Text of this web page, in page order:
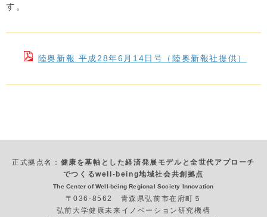
す。
陸奥新報 平成28年6月14日号（陸奥新報社提供）
正式拠点名： 健康を基軸とした経済発展モデルと全世代アプローチ
でつくるwell-being地域社会共創拠点
The Center of Well-being Regional Society Innovation
〒036-8562 青森県弘前市在府町５
弘前大学健康未来イノベーション研究機構